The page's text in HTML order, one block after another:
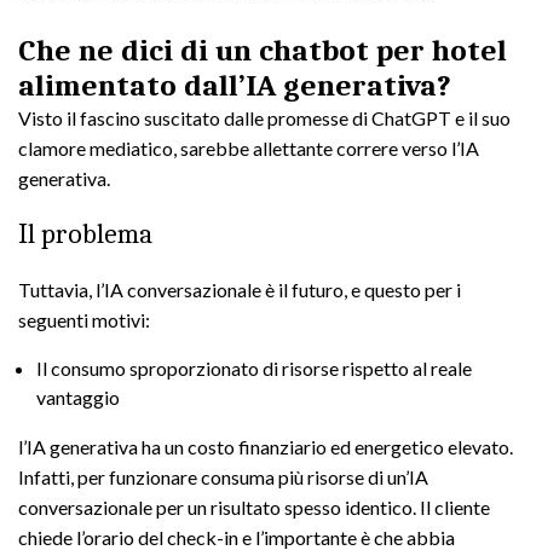
Che ne dici di un chatbot per hotel
alimentato dall’IA generativa?
Visto il fascino suscitato dalle promesse di ChatGPT e il suo
clamore mediatico, sarebbe allettante correre verso l’IA
generativa.
Il problema
Tuttavia, l’IA conversazionale è il futuro, e questo per i
seguenti motivi:
Il consumo sproporzionato di risorse rispetto al reale
vantaggio
l’IA generativa ha un costo finanziario ed energetico elevato.
Infatti, per funzionare consuma più risorse di un’IA
conversazionale per un risultato spesso identico. Il cliente
chiede l’orario del check-in e l’importante è che abbia